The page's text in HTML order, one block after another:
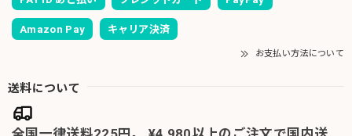
Amazon Pay キャリア決済
お支払い方法について
送料について